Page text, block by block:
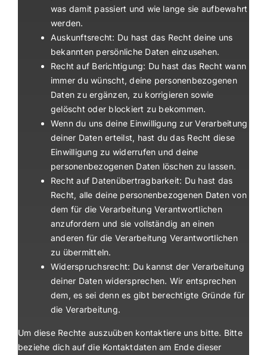
was damit passiert und wie lange sie aufbewahrt
werden.
Auskunftsrecht: Du hast das Recht deine uns
bekannten persönliche Daten einzusehen.
Recht auf Berichtigung: Du hast das Recht wann
immer du wünscht, deine personenbezogenen
Daten zu ergänzen, zu korrigieren sowie
gelöscht oder blockiert zu bekommen.
Wenn du uns deine Einwilligung zur Verarbeitung
deiner Daten erteilst, hast du das Recht diese
Einwilligung zu widerrufen und deine
personenbezogenen Daten löschen zu lassen.
Recht auf Datenübertragbarkeit: Du hast das
Recht, alle deine personenbezogenen Daten von
dem für die Verarbeitung Verantwortlichen
anzufordern und sie vollständig an einen
anderen für die Verarbeitung Verantwortlichen
zu übermitteln.
Widerspruchsrecht: Du kannst der Verarbeitung
deiner Daten widersprechen. Wir entsprechen
dem, es sei denn es gibt berechtigte Gründe für
die Verarbeitung.
Um diese Rechte auszuüben kontaktiere uns bitte. Bitte
beziehe dich auf die Kontaktdaten am Ende dieser